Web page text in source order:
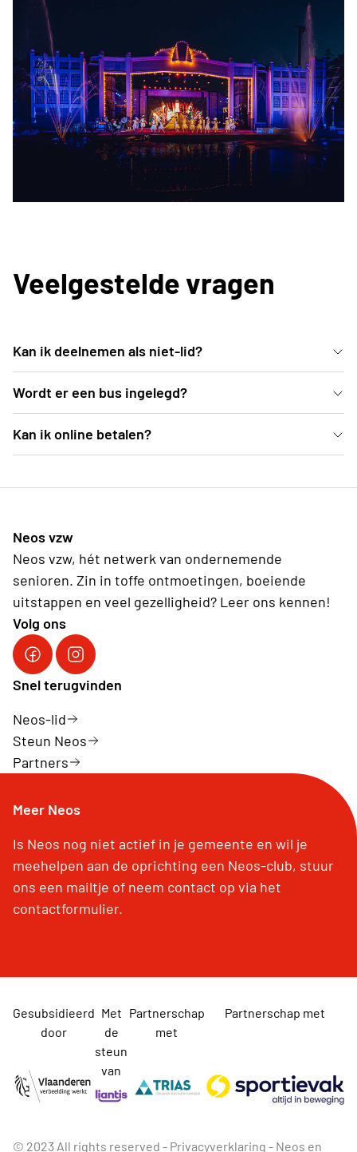
Veelgestelde vragen
Kan ik deelnemen als niet-lid?
test
Wordt er een bus ingelegd?
test
Kan ik online betalen?
Neos vzw
Neos vzw, hét netwerk van ondernemende
senioren. Zin in toffe ontmoetingen, boeiende
uitstappen en veel gezelligheid? Leer ons kennen!
Volg ons
Facebook Neos vzw
Instagram Neos vzw
Snel terugvinden
Neos-lid
Steun Neos
Partners
Meer Neos
Is Neos nog niet actief in je gemeente en wil je
meehelpen aan de oprichting een Neos-club, stuur
ons een mailtje of neem contact op via het
contactformulier.
Gesubsidieerd
door
Met
de
steun
van
Partnerschap
met
Partnerschap met
© 2023 All rights reserved - Privacyverklaring - Neos en